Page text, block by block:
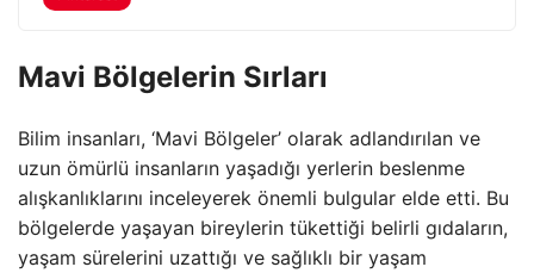
Mavi Bölgelerin Sırları
Bilim insanları, ‘Mavi Bölgeler’ olarak adlandırılan ve
uzun ömürlü insanların yaşadığı yerlerin beslenme
alışkanlıklarını inceleyerek önemli bulgular elde etti. Bu
bölgelerde yaşayan bireylerin tükettiği belirli gıdaların,
yaşam sürelerini uzattığı ve sağlıklı bir yaşam